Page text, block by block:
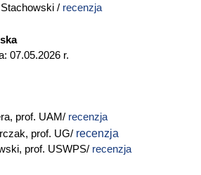
/ recenzja
07.05.2026 r.
prof. UAM/ recenzja
prof. UG/ recenzja
prof. USWPS/ recenzja